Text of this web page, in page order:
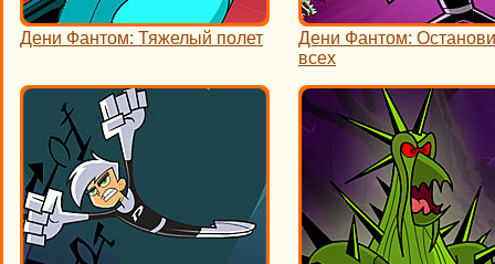
Дени Фантом: Тяжелый полет
Дени Фантом:
всех